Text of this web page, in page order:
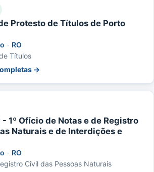
Protesto de Títulos de Porto
· RO
Títulos
→
1º Ofício de Notas e de Registro
Naturais e de Interdições e
· RO
Civil das Pessoas Naturais